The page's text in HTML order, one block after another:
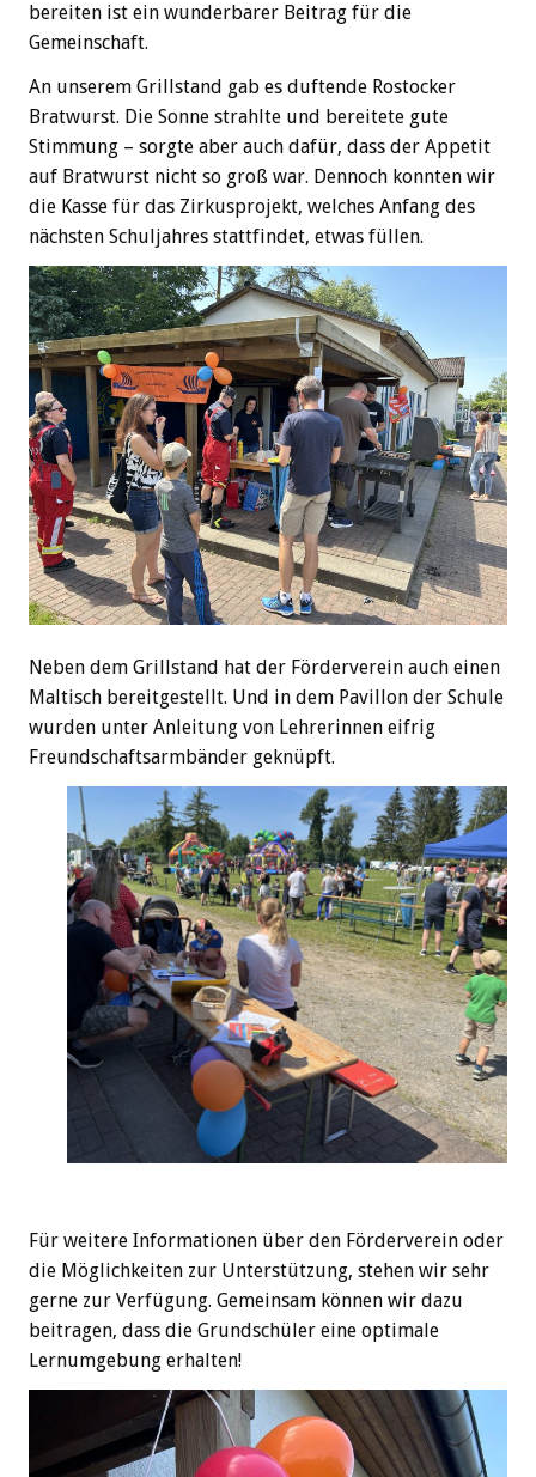
bereiten ist ein wunderbarer Beitrag für die
Gemeinschaft.
An unserem Grillstand gab es duftende Rostocker
Bratwurst. Die Sonne strahlte und bereitete gute
Stimmung – sorgte aber auch dafür, dass der Appetit
auf Bratwurst nicht so groß war. Dennoch konnten wir
die Kasse für das Zirkusprojekt, welches Anfang des
nächsten Schuljahres stattfindet, etwas füllen.
Neben dem Grillstand hat der Förderverein auch einen
Maltisch bereitgestellt. Und in dem Pavillon der Schule
wurden unter Anleitung von Lehrerinnen eifrig
Freundschaftsarmbänder geknüpft.
Für weitere Informationen über den Förderverein oder
die Möglichkeiten zur Unterstützung, stehen wir sehr
gerne zur Verfügung. Gemeinsam können wir dazu
beitragen, dass die Grundschüler eine optimale
Lernumgebung erhalten!